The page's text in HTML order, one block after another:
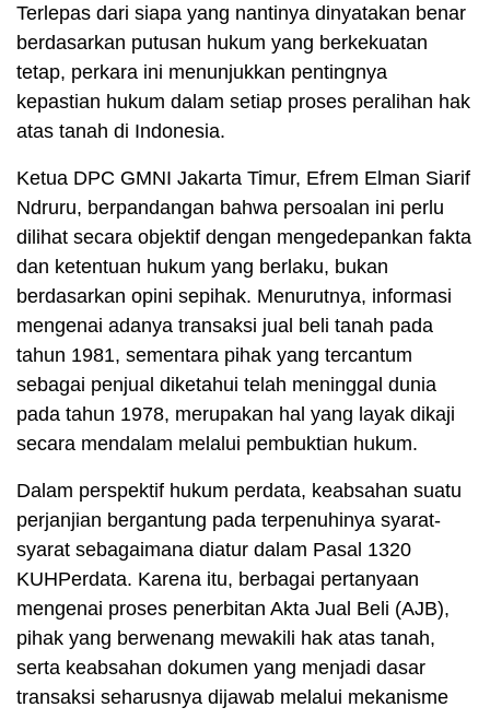
Terlepas dari siapa yang nantinya dinyatakan benar
berdasarkan putusan hukum yang berkekuatan
tetap, perkara ini menunjukkan pentingnya
kepastian hukum dalam setiap proses peralihan hak
atas tanah di Indonesia.
Ketua DPC GMNI Jakarta Timur, Efrem Elman Siarif
Ndruru, berpandangan bahwa persoalan ini perlu
dilihat secara objektif dengan mengedepankan fakta
dan ketentuan hukum yang berlaku, bukan
berdasarkan opini sepihak. Menurutnya, informasi
mengenai adanya transaksi jual beli tanah pada
tahun 1981, sementara pihak yang tercantum
sebagai penjual diketahui telah meninggal dunia
pada tahun 1978, merupakan hal yang layak dikaji
secara mendalam melalui pembuktian hukum.
Dalam perspektif hukum perdata, keabsahan suatu
perjanjian bergantung pada terpenuhinya syarat-
syarat sebagaimana diatur dalam Pasal 1320
KUHPerdata. Karena itu, berbagai pertanyaan
mengenai proses penerbitan Akta Jual Beli (AJB),
pihak yang berwenang mewakili hak atas tanah,
serta keabsahan dokumen yang menjadi dasar
transaksi seharusnya dijawab melalui mekanisme